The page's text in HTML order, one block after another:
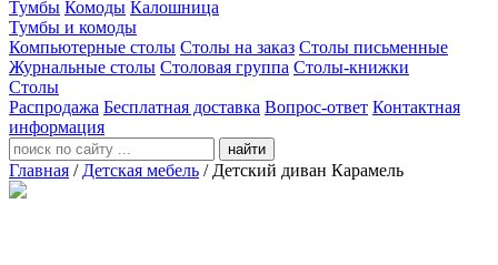
Тумбы Комоды Калошница
Тумбы и комоды
Компьютерные столы Столы на заказ Столы письменные
Журнальные столы Столовая группа Столы-книжки
Столы
Распродажа Бесплатная доставка Вопрос-ответ Контактная
информация
найти
Главная / Детская мебель / Детский диван Карамель